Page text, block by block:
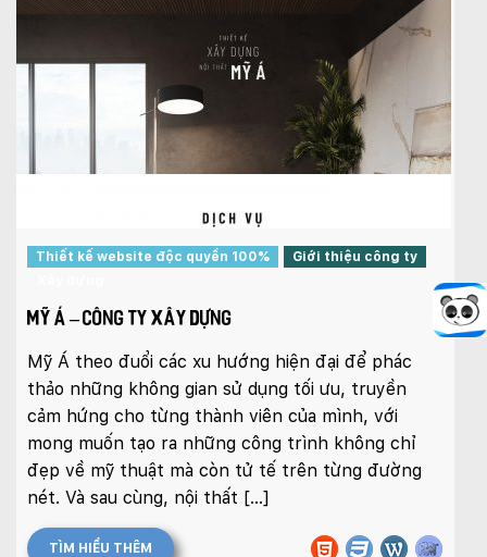
Thiết kế website độc quyền 100%
Giới thiệu công ty
MỸ Á – CÔNG TY XÂY DỰNG
Mỹ Á theo đuổi các xu hướng hiện đại để phác
thảo những không gian sử dụng tối ưu, truyền
cảm hứng cho từng thành viên của mình, với
mong muốn tạo ra những công trình không chỉ
đẹp về mỹ thuật mà còn tử tế trên từng đường
nét. Và sau cùng, nội thất […]
TÌM HIỂU THÊM